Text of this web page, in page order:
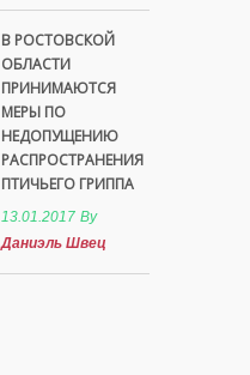
В РОСТОВСКОЙ
ОБЛАСТИ
ПРИНИМАЮТСЯ
МЕРЫ ПО
НЕДОПУЩЕНИЮ
РАСПРОСТРАНЕНИЯ
ПТИЧЬЕГО ГРИППА
13.01.2017 By
Даниэль Швец